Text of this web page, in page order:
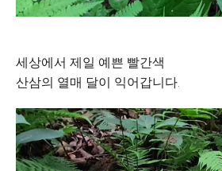
세상에서 제일 예쁜 빨간색
산삼의 열매 달이 익어갑니다.